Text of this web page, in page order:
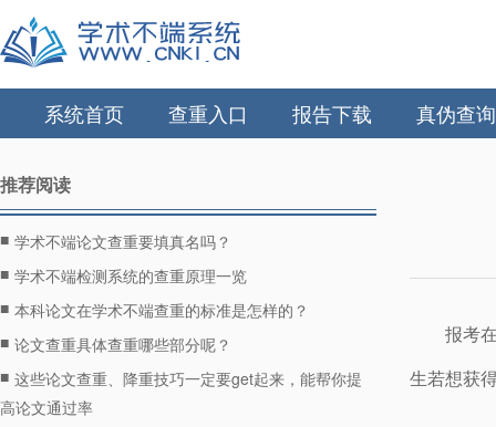
系统首页 查重入口 报告下载 真伪查询
推荐阅读
■ 学术不端论文查重要填真名吗？
■ 学术不端检测系统的查重原理一览
■ 本科论文在学术不端查重的标准是怎样的？
■ 论文查重具体查重哪些部分呢？
■ 这些论文查重、降重技巧一定要get起来，能帮你提
高论文通过率
报考
生若想获